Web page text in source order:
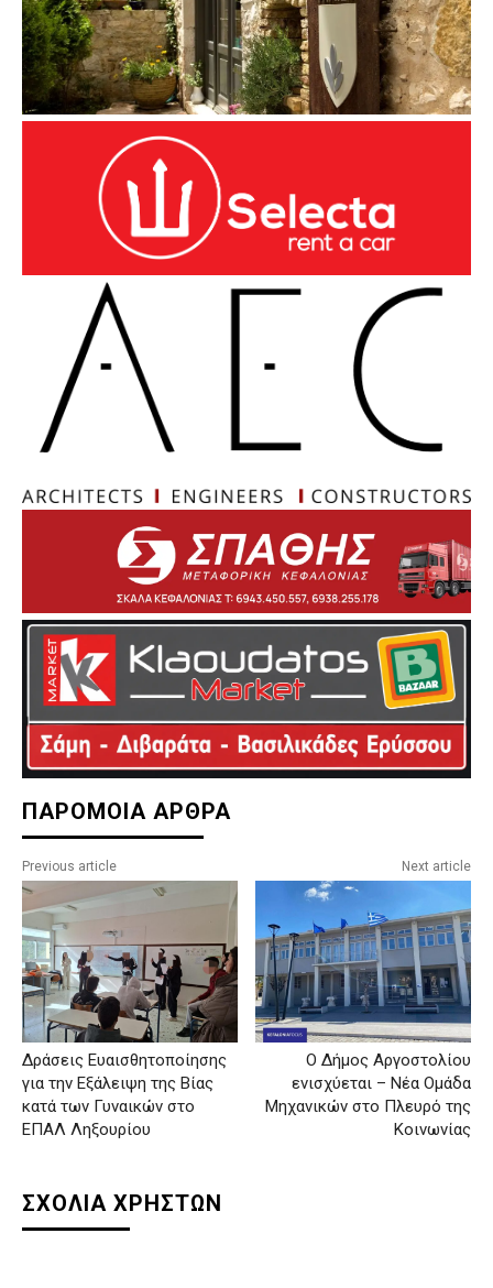
ΠΑΡΟΜΟΙΑ ΑΡΘΡΑ
Previous article
Δράσεις Ευαισθητοποίησης
για την Εξάλειψη της Βίας
κατά των Γυναικών στο
ΕΠΑΛ Ληξουρίου
Next article
Ο Δήμος Αργοστολίου
ενισχύεται – Νέα Ομάδα
Μηχανικών στο Πλευρό της
Κοινωνίας
ΣΧΟΛΙΑ ΧΡΗΣΤΩΝ